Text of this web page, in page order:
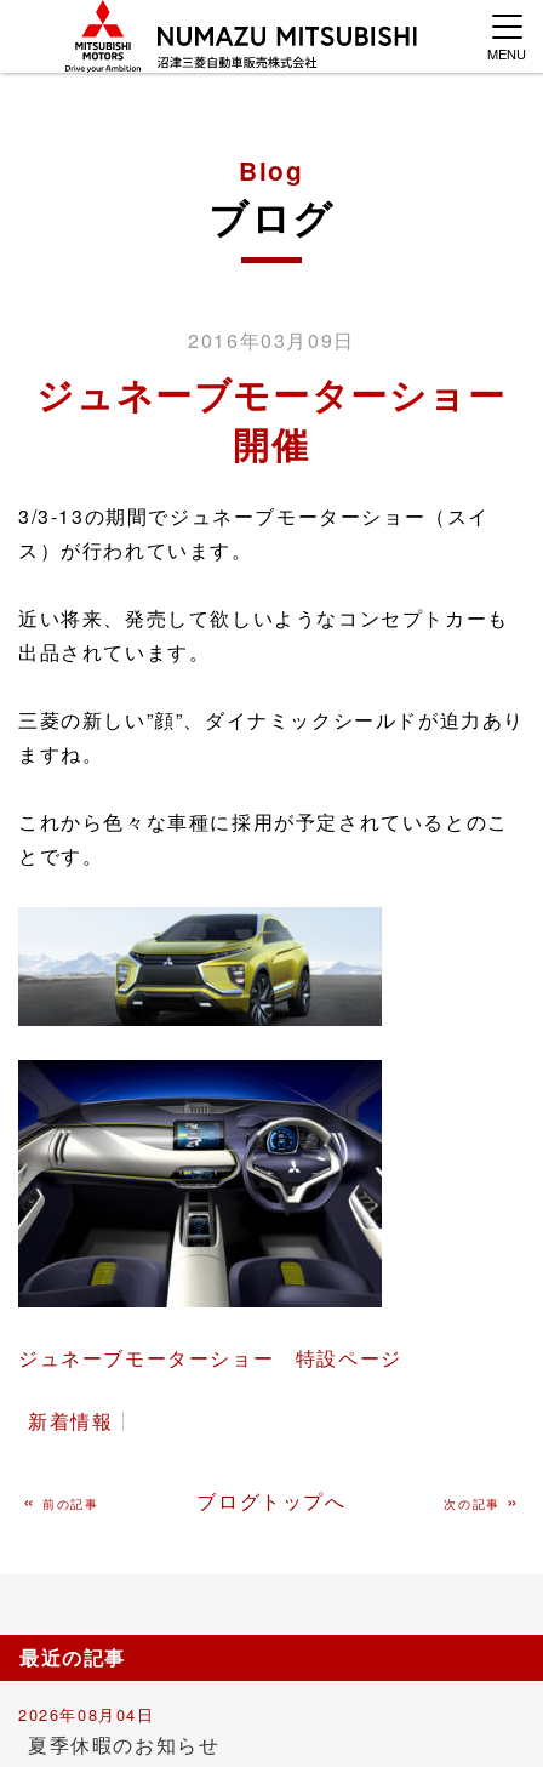
MENU
Blog
ブログ
2016年03月09日
ジュネーブモーターショー
開催
3/3-13の期間でジュネーブモーターショー（スイ
ス）が行われています。
近い将来、発売して欲しいようなコンセプトカーも
出品されています。
三菱の新しい”顔”、ダイナミックシールドが迫力あり
ますね。
これから色々な車種に採用が予定されているとのこ
とです。
ジュネーブモーターショー 特設ページ
新着情報
«前の記事 ブログトップへ 次の記事 »
最近の記事
2026年08月04日
夏季休暇のお知らせ